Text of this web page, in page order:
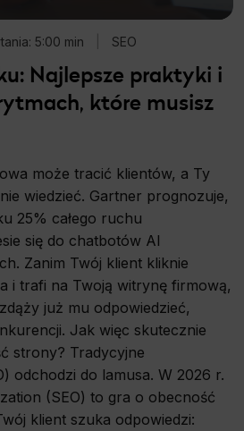
5:00 min SEO
Najlepsze praktyki i
które musisz
może tracić klientów, a Ty
wiedzieć. Gartner prognozuje,
25% całego ruchu
się do chatbotów AI
Zanim Twój klient kliknie
i trafi na Twoją witrynę firmową,
już mu odpowiedzieć,
Jak więc skutecznie
strony? Tradycyjne
odchodzi do lamusa. W 2026 r.
(SEO) to gra o obecność
klient szuka odpowiedzi: